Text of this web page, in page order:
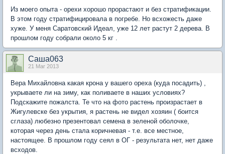
Из моего опыта - орехи хорошо прорастают и без стратификации.
В этом году стратифицировала в погребе. Но всхожесть даже
хуже. У меня Саратовский Идеал, уже 12 лет растут 2 дерева. В
прошлом году собрали около 5 кг .
Саша063
21 Mar 2013
Вера Михайловна какая крона у вашего ореха (куда посадить) ,
укрываете ли на зиму, как поливаете в наших условиях?
Подскажите пожалста. Те что на фото растень произрастает в
Жигулевске без укрытия, я растень не видел хозяин ( боится
сглаза) любезно презентовал семена в зеленой оболочке,
которая через день стала коричневая - т.е. все местное,
настоящее. В прошлом году сеял в ОГ - результата нет, нет даже
всходов.